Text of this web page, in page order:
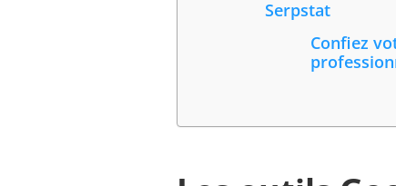
Serpstat
Confiez